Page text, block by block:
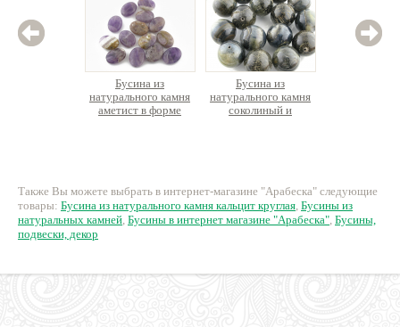
Бусина из
натурального камня
аметист в форме
Бусина из
натурального камня
соколиный и
Также Вы можете выбрать в интернет-магазине "Арабеска" следующие
товары: Бусина из натурального камня кальцит круглая, Бусины из
натуральных камней, Бусины в интернет магазине "Арабеска", Бусины,
подвески, декор